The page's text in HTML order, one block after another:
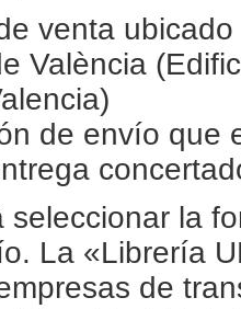
venta
València
de envío que
seleccionar la
La «Librería
de